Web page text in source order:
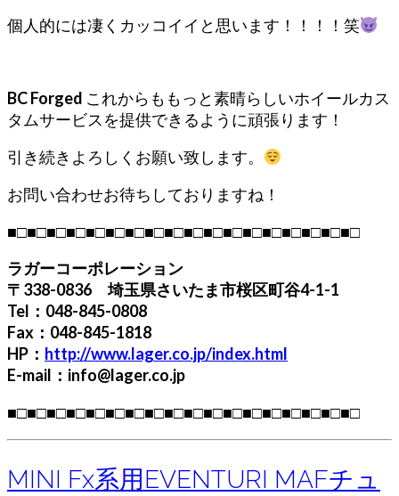
個人的には凄くカッコイイと思います！！！！笑
BC Forged これからももっと素晴らしいホイールカス
タムサービスを提供できるように頑張ります！
引き続きよろしくお願い致します。
お問い合わせお待ちしておりますね！
■□■□■□■□■□■□■□■□■□■□■□■□■□■□■□■□■□■□
ラガーコーポレーション
〒338-0836 埼玉県さいたま市桜区町谷4-1-1
Tel：048-845-0808
Fax：048-845-1818
HP： http://www.lager.co.jp/index.html
E-mail：info@lager.co.jp
■□■□■□■□■□■□■□■□■□■□■□■□■□■□■□■□■□■□
MINI Fx系用EVENTURI MAFチュ